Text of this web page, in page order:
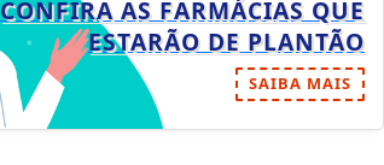
CONFIRA AS FARMÁCIAS QUE
ESTARÃO DE PLANTÃO
SAIBA MAIS